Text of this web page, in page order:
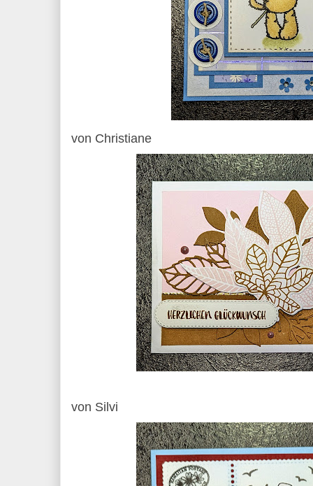
von Christiane
von Silvi